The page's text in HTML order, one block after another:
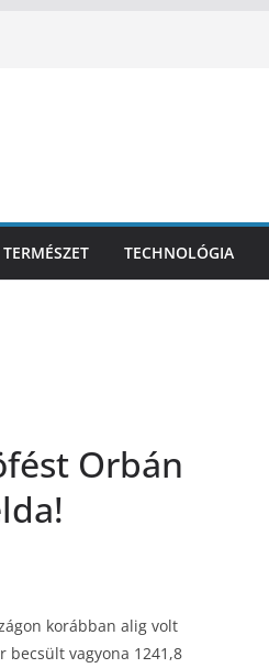
TERMÉSZET TECHNOLÓGIA
Orbán
korábban alig volt
vagyona 1241,8